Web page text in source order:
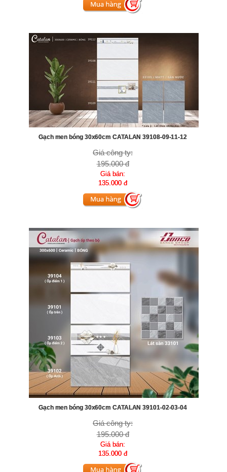
Gạch men bóng 30x60cm CATALAN 39108-09-11-12
Giá công ty:
195.000 đ
Giá bán:
135.000 đ
Gạch men bóng 30x60cm CATALAN 39101-02-03-04
Giá công ty:
195.000 đ
Giá bán:
135.000 đ